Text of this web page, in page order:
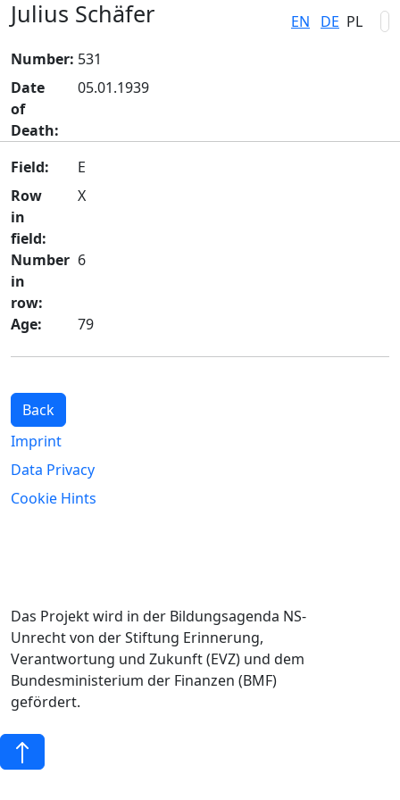
EN DE PL
Julius Schäfer
Number: 531
Date
of
Death:
05.01.1939
Field:
E
Row
in
field:
X
Number
in
row:
6
Age: 79
Back
Imprint
Data Privacy
Cookie Hints
Das Projekt wird in der Bildungsagenda NS-
Unrecht von der Stiftung Erinnerung,
Verantwortung und Zukunft (EVZ) und dem
Bundesministerium der Finanzen (BMF)
gefördert.